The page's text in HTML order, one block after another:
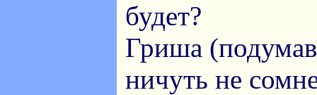
будет?
Гриша
ничуть не